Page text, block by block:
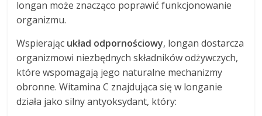
longan może znacząco poprawić funkcjonowanie
organizmu.
Wspierając układ odpornościowy, longan dostarcza
organizmowi niezbędnych składników odżywczych,
które wspomagają jego naturalne mechanizmy
obronne. Witamina C znajdująca się w longanie
działa jako silny antyoksydant, który: